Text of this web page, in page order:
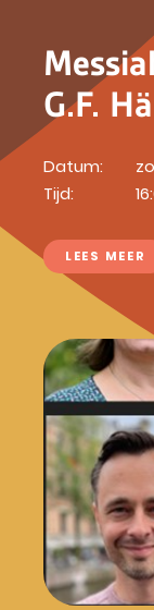
G.F.
Datum:
Tijd:
LEES MEER